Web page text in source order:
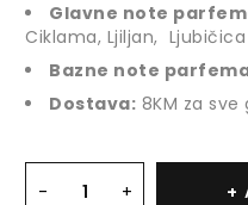
Glavne note
Ciklama, Ljiljan, Ljubičica
Bazne note
Dostava: 8KM za